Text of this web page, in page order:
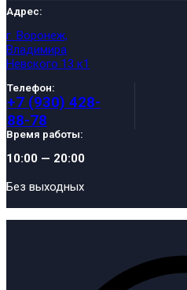
Адрес:
г. Воронеж,
Владимира
Невского 13 к1
Телефон:
+7 (930) 428-
88-78
Время работы:
10:00 — 20:00
Без выходных